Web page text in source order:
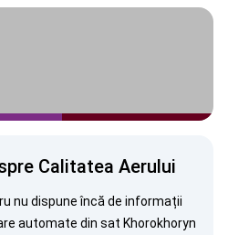
Calitatea Aerului
nu dispune încă de informații
automate din sat Khorokhoryn